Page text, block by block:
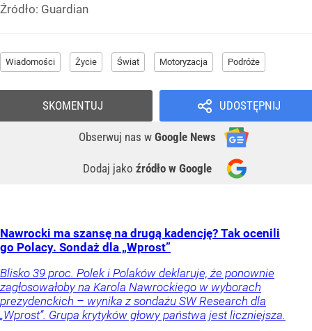
Źródło: Guardian
Wiadomości Życie Świat Motoryzacja Podróże
UDOSTĘPNIJ
Obserwuj nas w Google News
Dodaj jako źródło w Google
SKOMENTUJ
Nawrocki ma szansę na drugą kadencję? Tak ocenili
go Polacy. Sondaż dla „Wprost”
Blisko 39 proc. Polek i Polaków deklaruje, że ponownie
zagłosowałoby na Karola Nawrockiego w wyborach
prezydenckich – wynika z sondażu SW Research dla
„Wprost”. Grupa krytyków głowy państwa jest liczniejsza.